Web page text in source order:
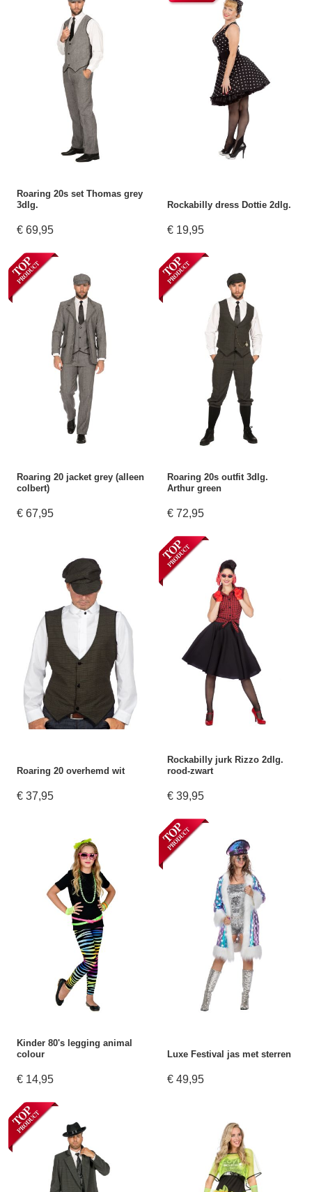
Roaring 20s set Thomas grey
3dlg.
€ 69,95
Rockabilly dress Dottie 2dlg.
€ 19,95
Roaring 20 jacket grey (alleen
colbert)
€ 67,95
Roaring 20s outfit 3dlg.
Arthur green
€ 72,95
Roaring 20 overhemd wit
€ 37,95
Rockabilly jurk Rizzo 2dlg.
rood-zwart
€ 39,95
Kinder 80's legging animal
colour
€ 14,95
Luxe Festival jas met sterren
€ 49,95